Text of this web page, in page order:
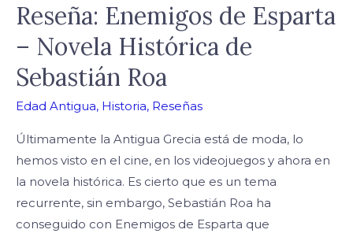
Reseña: Enemigos de Esparta
– Novela Histórica de
Sebastián Roa
Edad Antigua, Historia, Reseñas
Últimamente la Antigua Grecia está de moda, lo
hemos visto en el cine, en los videojuegos y ahora en
la novela histórica. Es cierto que es un tema
recurrente, sin embargo, Sebastián Roa ha
conseguido con Enemigos de Esparta que